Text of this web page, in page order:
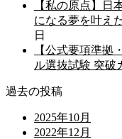
【私の原点】日
になる夢を叶え
日
【公式要項準拠
ル選抜試験 突破
過去の投稿
2025年10月
2022年12月